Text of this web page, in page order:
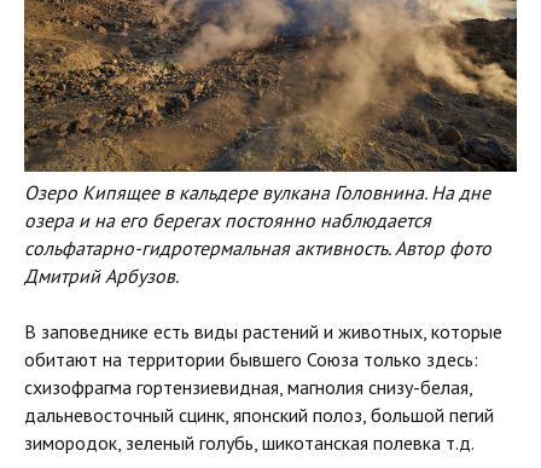
Озеро Кипящее в кальдере вулкана Головнина. На дне
озера и на его берегах постоянно наблюдается
сольфатарно-гидротермальная активность. Автор фото
Дмитрий Арбузов.
В заповеднике есть виды растений и животных, которые
обитают на территории бывшего Союза только здесь:
схизофрагма гортензиевидная, магнолия снизу-белая,
дальневосточный сцинк, японский полоз, большой пегий
зимородок, зеленый голубь, шикотанская полевка т.д.